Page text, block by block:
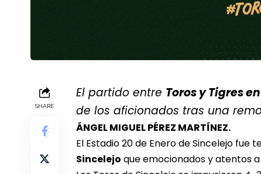
SHARE
El partido entre Toros y Tigres
de los aficionados tras una
ÁNGEL MIGUEL PÉREZ MARTÍNEZ.
El Estadio 20 de Enero de Sincelejo fue
Sincelejo que emocionados y atentos